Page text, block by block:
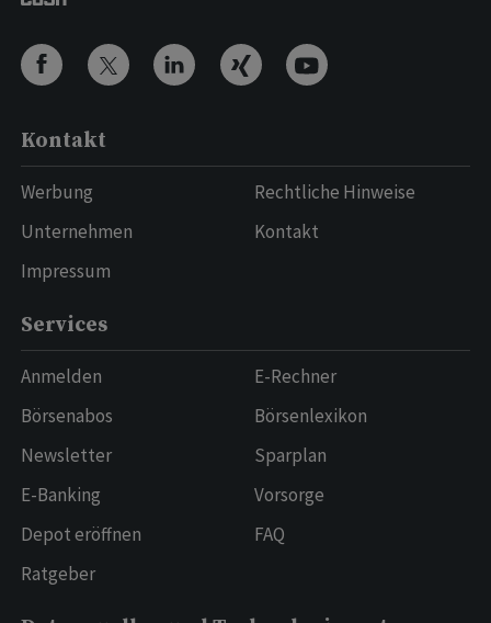
Kontakt
Werbung
Unternehmen
Impressum
Rechtliche Hinweise
Kontakt
Services
Anmelden
Börsenabos
Newsletter
E-Banking
Depot eröffnen
Ratgeber
E-Rechner
Börsenlexikon
Sparplan
Vorsorge
FAQ